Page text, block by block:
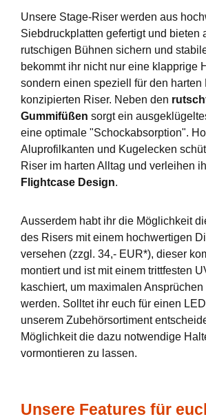
Unsere Stage-Riser werden aus
Siebdruckplatten gefertigt und bieten
rutschigen Bühnen sichern und
bekommt ihr nicht nur eine klapprige
sondern einen speziell für den harten
konzipierten Riser. Neben den
Gummifüßen sorgt ein
eine optimale "Schockabsorption".
Aluprofilkanten und Kugelecken
Riser im harten Alltag und verleihen
Flightcase Design.
Ausserdem habt ihr die Möglichkeit
des Risers mit einem hochwertigen
versehen (zzgl. 34,- EUR*), dieser
montiert und ist mit einem trittfesten
kaschiert, um maximalen Ansprüchen
werden. Solltet ihr euch für einen
unserem Zubehörsortiment
Möglichkeit die dazu notwendige
vormontieren zu lassen.
Unsere Features für